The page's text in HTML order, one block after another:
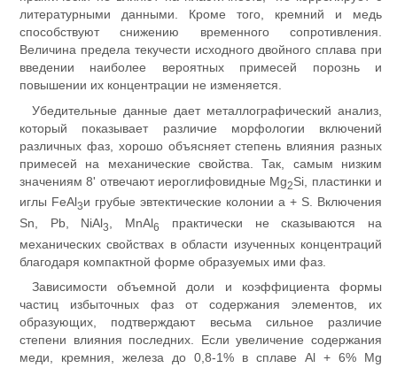
литературными данными. Кроме того, кремний и медь
способствуют снижению временного сопротивления.
Величина предела текучести исходного двойного сплава при
введении наиболее вероятных примесей порознь и
повышении их концентрации не изменяется.
Убедительные данные дает металлографический анализ,
который показывает различие морфологии включений
различных фаз, хорошо объясняет степень влияния разных
примесей на механические свойства. Так, самым низким
значениям 8' отвечают иероглифовидные Mg2Si, пластинки и
иглы FeAl 3и грубые эвтектические колонии а + S. Включения
Sn, Pb, NiAl3, MnAl6
практически не сказываются на
механических свойствах в области изученных концентраций
благодаря компактной форме образуемых ими фаз.
Зависимости объемной доли и коэффициента формы
частиц избыточных фаз от содержания элементов, их
образующих, подтверждают весьма сильное различие
степени влияния последних. Если увеличение содержания
меди, кремния, железа до 0,8-1% в сплаве Al + 6% Mg